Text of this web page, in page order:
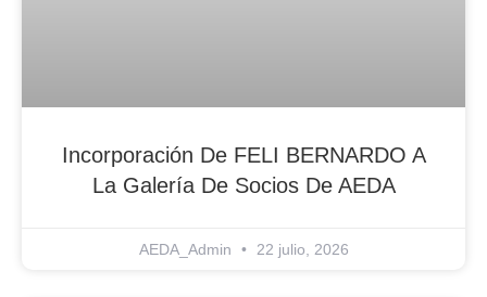
Incorporación De FELI BERNARDO A
La Galería De Socios De AEDA
AEDA_Admin 22 julio, 2026